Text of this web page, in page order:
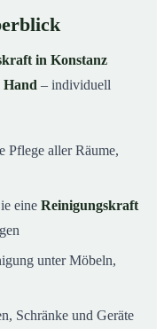
in Konstanz
Hand – individuell
Pflege aller Räume,
eine Reinigungskraft
unter Möbeln,
Schränke und Geräte